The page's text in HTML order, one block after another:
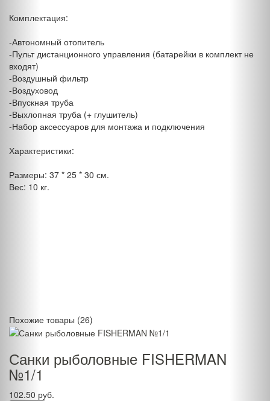
Комплектация:
-Автономный отопитель
-Пульт дистанционного управления (батарейки в комплект не
входят)
-Воздушный фильтр
-Воздуховод
-Впускная труба
-Выхлопная труба (+ глушитель)
-Набор аксессуаров для монтажа и подключения
Характеристики:
Размеры: 37 * 25 * 30 см.
Вес: 10 кг.
Похожие товары (26)
Санки рыболовные FISHERMAN
№1/1
102.50 руб.